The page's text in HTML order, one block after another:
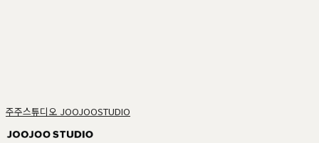
주주스튜디오 JOOJOOSTUDIO